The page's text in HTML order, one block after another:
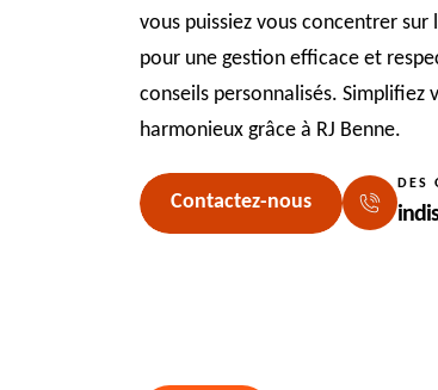
vous puissiez vous concentrer
pour une gestion efficace et
conseils personnalisés.
harmonieux grâce à RJ Benne.
Contactez-nous
DES